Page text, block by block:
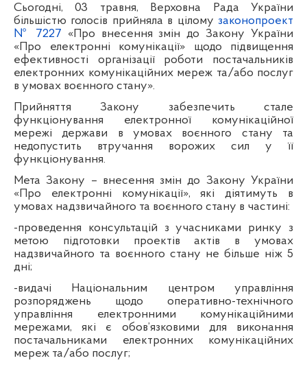
Сьогодні, 03 травня, Верховна Рада України
більшістю голосів прийняла в цілому законопроект
№ 7227 «Про внесення змін до Закону України
«Про електронні комунікації» щодо підвищення
ефективності організації роботи постачальників
електронних комунікаційних мереж та/або послуг
в умовах воєнного стану».
Прийняття Закону забезпечить стале
функціонування електронної комунікаційної
мережі держави в умовах воєнного стану та
недопустить втручання ворожих сил у її
функціонування.
Мета Закону – внесення змін до Закону України
«Про електронні комунікації», які діятимуть в
умовах надзвичайного та воєнного стану в частині:
-проведення консультацій з учасниками ринку з
метою підготовки проектів актів в умовах
надзвичайного та воєнного стану не більше ніж 5
дні;
-видачі Національним центром управління
розпоряджень щодо оперативно-технічного
управління електронними комунікаційними
мережами, які є обов’язковими для виконання
постачальниками електронних комунікаційних
мереж та/або послуг;